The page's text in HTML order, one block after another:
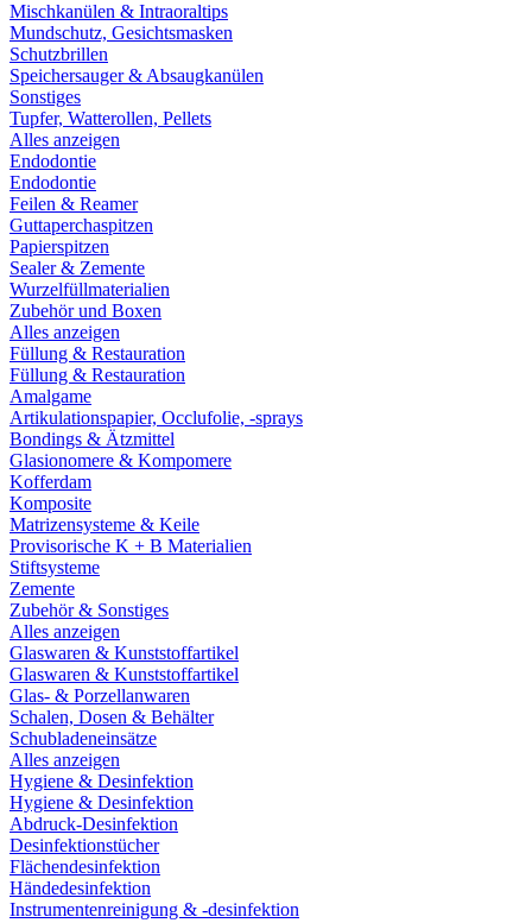
Mischkanülen & Intraoraltips
Mundschutz, Gesichtsmasken
Schutzbrillen
Speichersauger & Absaugkanülen
Sonstiges
Tupfer, Watterollen, Pellets
Alles anzeigen
Endodontie
Endodontie
Feilen & Reamer
Guttaperchaspitzen
Papierspitzen
Sealer & Zemente
Wurzelfüllmaterialien
Zubehör und Boxen
Alles anzeigen
Füllung & Restauration
Füllung & Restauration
Amalgame
Artikulationspapier, Occlufolie, -sprays
Bondings & Ätzmittel
Glasionomere & Kompomere
Kofferdam
Komposite
Matrizensysteme & Keile
Provisorische K + B Materialien
Stiftsysteme
Zemente
Zubehör & Sonstiges
Alles anzeigen
Glaswaren & Kunststoffartikel
Glaswaren & Kunststoffartikel
Glas- & Porzellanwaren
Schalen, Dosen & Behälter
Schubladeneinsätze
Alles anzeigen
Hygiene & Desinfektion
Hygiene & Desinfektion
Abdruck-Desinfektion
Desinfektionstücher
Flächendesinfektion
Händedesinfektion
Instrumentenreinigung & -desinfektion